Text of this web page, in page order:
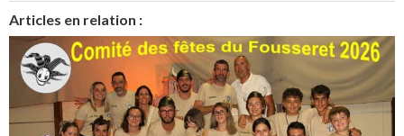
Articles en relation :